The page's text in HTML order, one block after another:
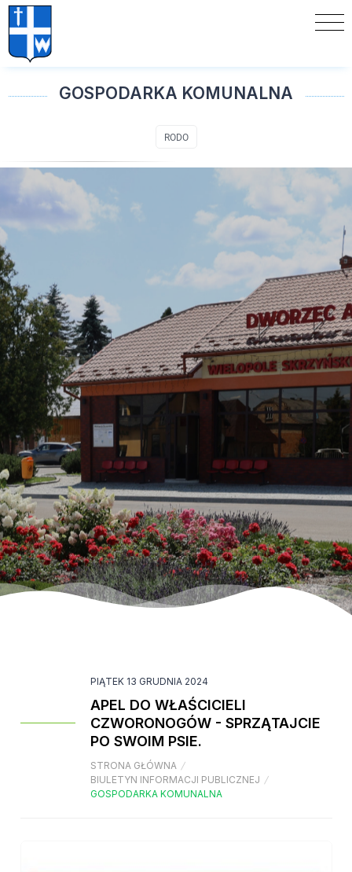
GOSPODARKA KOMUNALNA
RODO
PIĄTEK 13 GRUDNIA 2024
APEL DO WŁAŚCICIELI
CZWORONOGÓW - SPRZĄTAJCIE
PO SWOIM PSIE.
STRONA GŁÓWNA /
BIULETYN INFORMACJI PUBLICZNEJ /
GOSPODARKA KOMUNALNA